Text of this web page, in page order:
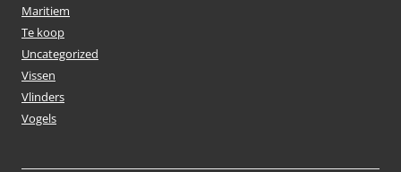
Maritiem
Te koop
Uncategorized
Vissen
Vlinders
Vogels